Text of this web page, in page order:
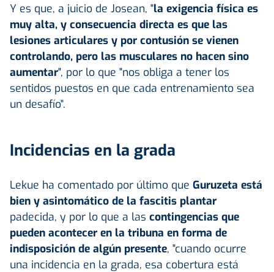
Y es que, a juicio de Josean, "la exigencia física es
muy alta, y consecuencia directa es que las
lesiones articulares y por contusión se vienen
controlando, pero las musculares no hacen sino
aumentar", por lo que "nos obliga a tener los
sentidos puestos en que cada entrenamiento sea
un desafío".
Incidencias en la grada
Lekue ha comentado por último que Guruzeta está
bien y asintomático de la fascitis plantar
padecida, y por lo que a las contingencias que
pueden acontecer en la tribuna en forma de
indisposición de algún presente, "cuando ocurre
una incidencia en la grada, esa cobertura está